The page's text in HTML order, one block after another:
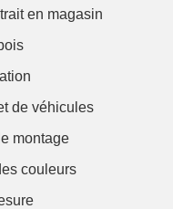
en magasin
de véhicules
montage
couleurs